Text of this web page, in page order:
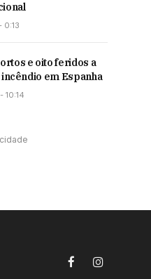
0:13
e oito feridos a
em Espanha
10:14
FacebookInstagram